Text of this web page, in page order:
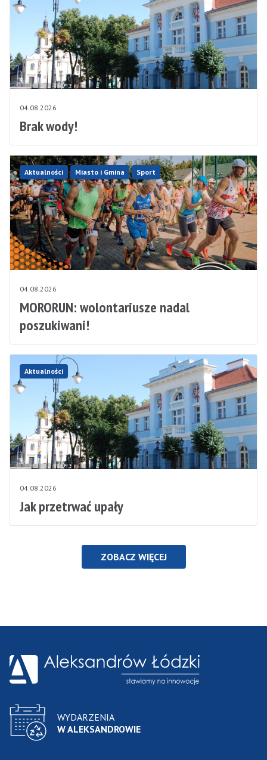
04.08.2026
Brak wody!
Aktualności Miasto i Gmina Sport
04.08.2026
MORORUN: wolontariusze nadal
poszukiwani!
Aktualności
04.08.2026
Jak przetrwać upały
ZOBACZ WIĘCEJ
WYDARZENIA
W ALEKSANDROWIE